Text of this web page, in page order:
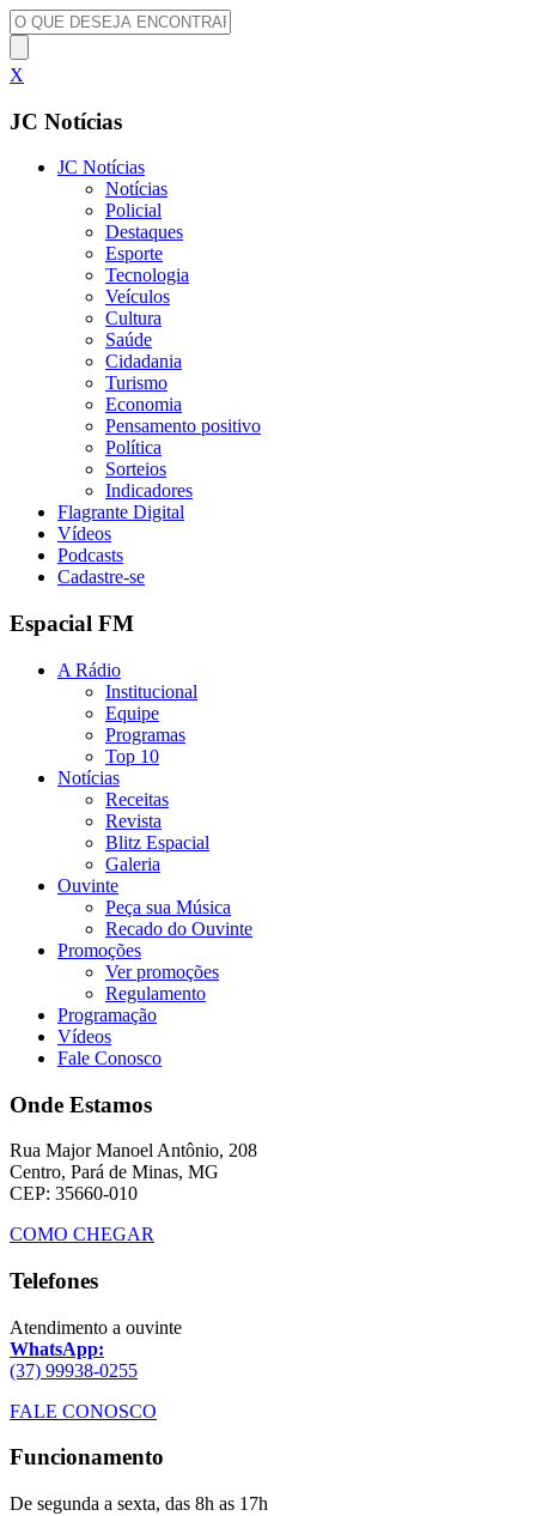
X
JC Notícias
JC Notícias
Notícias
Policial
Destaques
Esporte
Tecnologia
Veículos
Cultura
Saúde
Cidadania
Turismo
Economia
Pensamento positivo
Política
Sorteios
Indicadores
Flagrante Digital
Vídeos
Podcasts
Cadastre-se
Espacial FM
A Rádio
Institucional
Equipe
Programas
Top 10
Notícias
Receitas
Revista
Blitz Espacial
Galeria
Ouvinte
Peça sua Música
Recado do Ouvinte
Promoções
Ver promoções
Regulamento
Programação
Vídeos
Fale Conosco
Onde Estamos
Rua Major Manoel Antônio, 208
Centro, Pará de Minas, MG
CEP: 35660-010
COMO CHEGAR
Telefones
Atendimento a ouvinte
WhatsApp:
(37) 99938-0255
FALE CONOSCO
Funcionamento
De segunda a sexta, das 8h as 17h